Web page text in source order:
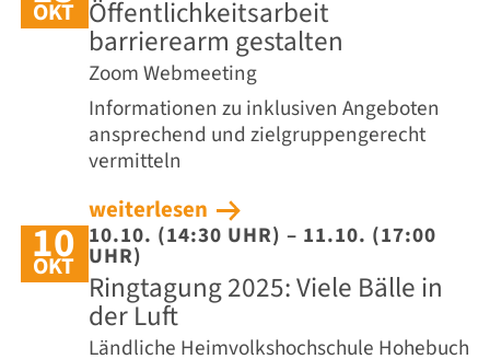
OKT Öffentlichkeitsarbeit
barrierearm gestalten
Zoom Webmeeting
Informationen zu inklusiven Angeboten
ansprechend und zielgruppengerecht
vermitteln
weiterlesen
10
OKT
10.10. (14:30 UHR) – 11.10. (17:00
UHR)
Ringtagung 2025: Viele Bälle in
der Luft
Ländliche Heimvolkshochschule Hohebuch